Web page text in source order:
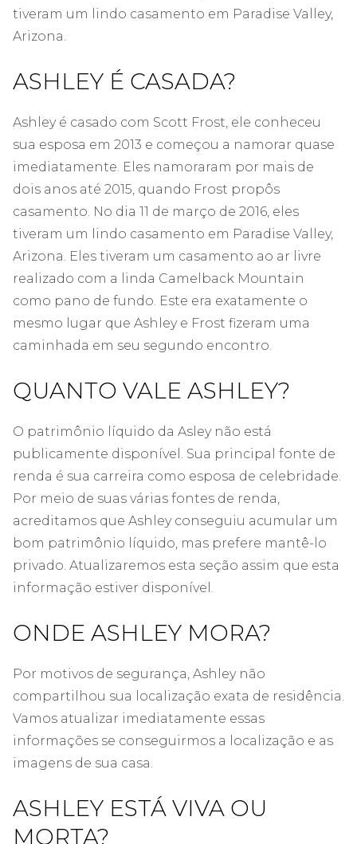
tiveram um lindo casamento em Paradise Valley,
Arizona.
ASHLEY É CASADA?
Ashley é casado com Scott Frost, ele conheceu
sua esposa em 2013 e começou a namorar quase
imediatamente. Eles namoraram por mais de
dois anos até 2015, quando Frost propôs
casamento. No dia 11 de março de 2016, eles
tiveram um lindo casamento em Paradise Valley,
Arizona. Eles tiveram um casamento ao ar livre
realizado com a linda Camelback Mountain
como pano de fundo. Este era exatamente o
mesmo lugar que Ashley e Frost fizeram uma
caminhada em seu segundo encontro.
QUANTO VALE ASHLEY?
O patrimônio líquido da Asley não está
publicamente disponível. Sua principal fonte de
renda é sua carreira como esposa de celebridade.
Por meio de suas várias fontes de renda,
acreditamos que Ashley conseguiu acumular um
bom patrimônio líquido, mas prefere mantê-lo
privado. Atualizaremos esta seção assim que esta
informação estiver disponível.
ONDE ASHLEY MORA?
Por motivos de segurança, Ashley não
compartilhou sua localização exata de residência.
Vamos atualizar imediatamente essas
informações se conseguirmos a localização e as
imagens de sua casa.
ASHLEY ESTÁ VIVA OU
MORTA?